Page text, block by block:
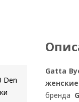
Den
Gatta
бренда